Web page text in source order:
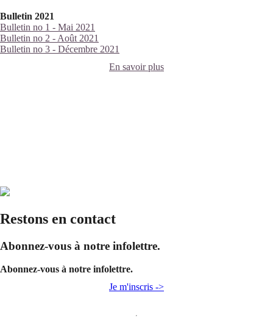
Bulletin 2021
Bulletin no 1 - Mai 2021
Bulletin no 2 - Août 2021
Bulletin no 3 - Décembre 2021
En savoir plus
Restons en contact
Abonnez-vous à notre infolettre.
Abonnez-vous à notre infolettre.
Je m'inscris ->